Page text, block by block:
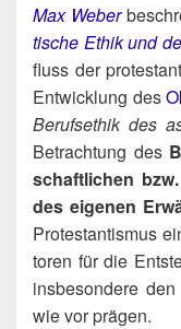
Max Weber
ti­sche Ethik und
fluss der
Ent­wick­lung des
Berufs­ethik des
Betrach­tung des
schaft­li­chen
des eige­nen
Pro­tes­tan­tis­mus
to­ren für die
ins­be­son­de­re
wie vor prägen.